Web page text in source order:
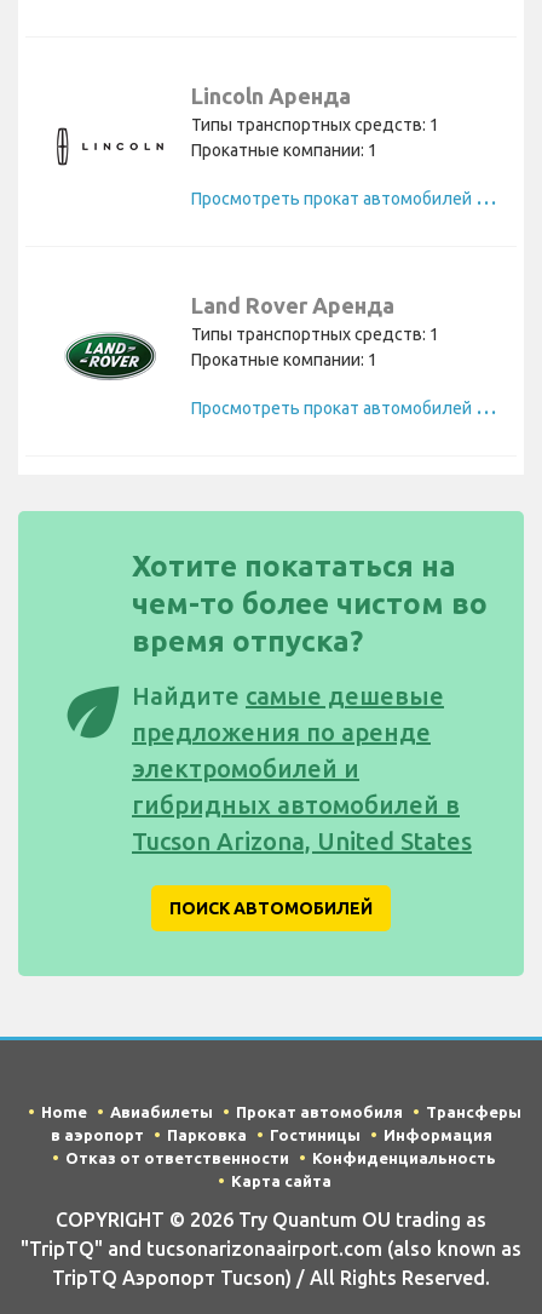
Lincoln Аренда
Типы транспортных средств: 1
Прокатные компании: 1
П
росмотреть прокат автомобилей Lincoln
Land Rover Аренда
Типы транспортных средств: 1
Прокатные компании: 1
П
росмотреть прокат автомобилей Land Rover
eco
Хотите покататься на
чем-то более чистом во
время отпуска?
Найдите самые дешевые
предложения по аренде
электромобилей и
гибридных автомобилей в
Tucson Arizona, United States
ПОИСК АВТОМОБИЛЕЙ
Home Авиабилеты Прокат автомобиля
Трансферы
в аэропорт
Парковка Гостиницы
Информация
Отказ от ответственности
Конфиденциальность
Карта сайта
COPYRIGHT © 2026 Try Quantum OU trading as
"TripTQ" and tucsonarizonaairport.com (also known as
TripTQ Аэропорт Tucson) / All Rights Reserved.